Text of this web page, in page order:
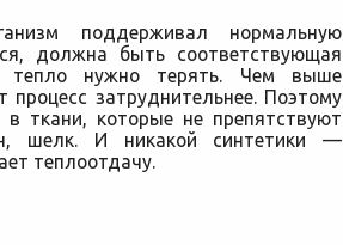
поддерживал нормальную
должна быть соответствующая
тепло нужно терять. Чем выше
процесс затруднительнее. Поэтому
ткани, которые не препятствуют
шелк. И никакой синтетики —
теплоотдачу.